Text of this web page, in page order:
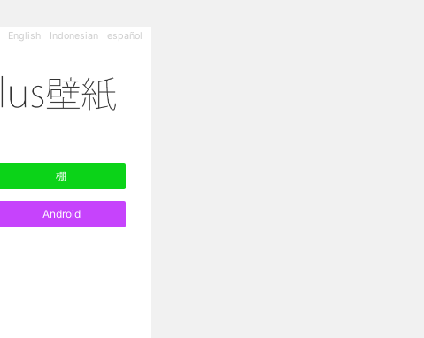
English Indonesian español
棚
Android